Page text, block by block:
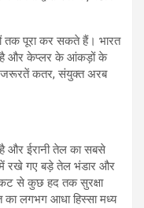
तक पूरा कर सकते हैं। भारत
है और केप्लर के आंकड़ों के
जरूरतें कतर, संयुक्त अरब
और ईरानी तेल का सबसे
में रखे गए बड़े तेल भंडार और
से कुछ हद तक सुरक्षा
लगभग आधा हिस्सा मध्य